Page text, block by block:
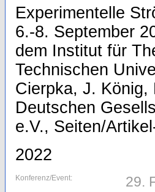
Experimentelle
6.-8. September
dem Institut für
Technischen
Cierpka, J.
Deutschen
e.V., Seiten/
2022
Konferenz/Event:
29.